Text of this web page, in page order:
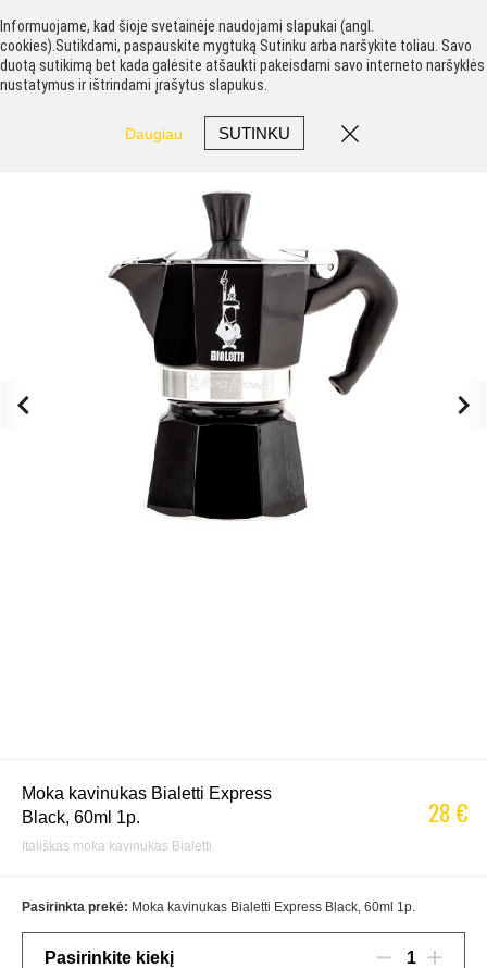
Moka kavinukas Bialetti Express
Black, 60ml 1p.
Itališkas moka kavinukas Bialetti.
28 €
Pasirinkta prekė: Moka kavinukas Bialetti Express Black, 60ml 1p.
Pasirinkite kiekį 1
Informuojame, kad šioje svetainėje naudojami slapukai (angl.
cookies).Sutikdami, paspauskite mygtuką Sutinku arba naršykite toliau. Savo
duotą sutikimą bet kada galėsite atšaukti pakeisdami savo interneto naršyklės
nustatymus ir ištrindami įrašytus slapukus.
Daugiau SUTINKU